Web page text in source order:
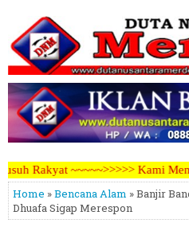
Artikel, Opini, Berita
Home »Bencana Alam » Banjir
Dhuafa Sigap Merespon